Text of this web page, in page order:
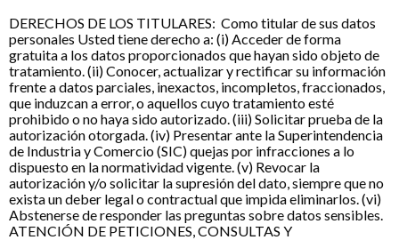
DERECHOS DE LOS TITULARES: Como titular de sus datos
personales Usted tiene derecho a: (i) Acceder de forma
gratuita a los datos proporcionados que hayan sido objeto de
tratamiento. (ii) Conocer, actualizar y rectificar su información
frente a datos parciales, inexactos, incompletos, fraccionados,
que induzcan a error, o aquellos cuyo tratamiento esté
prohibido o no haya sido autorizado. (iii) Solicitar prueba de la
autorización otorgada. (iv) Presentar ante la Superintendencia
de Industria y Comercio (SIC) quejas por infracciones a lo
dispuesto en la normatividad vigente. (v) Revocar la
autorización y/o solicitar la supresión del dato, siempre que no
exista un deber legal o contractual que impida eliminarlos. (vi)
Abstenerse de responder las preguntas sobre datos sensibles.
ATENCIÓN DE PETICIONES, CONSULTAS Y